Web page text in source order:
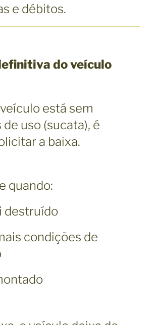
e débitos.
do veículo
está sem
uso (sucata), é
a baixa.
quando:
destruído
condições de